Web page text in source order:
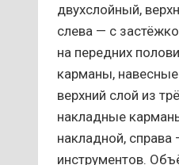
двухслойный,
слева — с
на передних
карманы,
верхний слой из
накладные
накладной,
инструментов.